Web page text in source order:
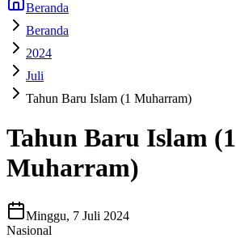
Beranda
Beranda
2024
Juli
Tahun Baru Islam (1 Muharram)
Tahun Baru Islam (1
Muharram)
Minggu, 7 Juli 2024
Nasional